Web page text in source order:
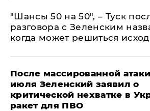
"Шансы 50 на 50", – Туск
разговора с Зеленским
когда может решиться
После массированной
июля Зеленский заявил о
критической нехватке в
ракет для ПВО